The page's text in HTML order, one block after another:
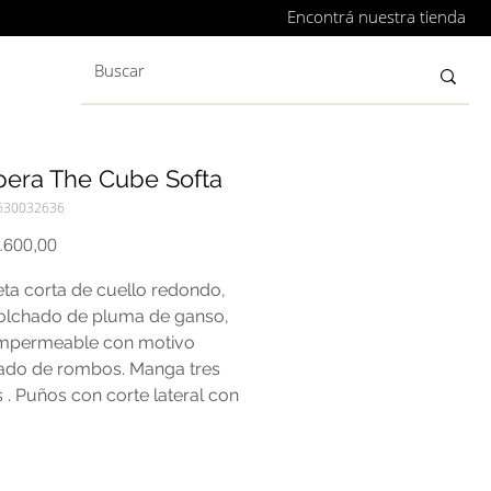
Encontrá nuestra tienda
The Cube Softa
Precio
corta de cuello redondo,
de pluma de ganso,
con motivo
de rombos. Manga tres
. Puños con corte lateral con
con cremallera.
con ribeteado horizontal y